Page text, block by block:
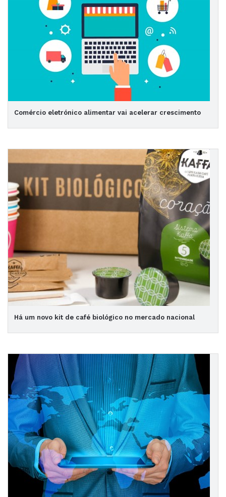
Comércio eletrónico alimentar vai acelerar crescimento
Há um novo kit de café biológico no mercado nacional